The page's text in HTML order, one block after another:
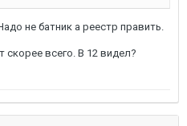
не батник а реестр править.
скорее всего. В 12 видел?